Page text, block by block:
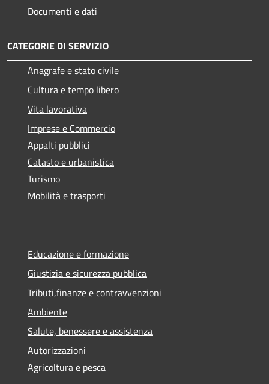
Documenti e dati
CATEGORIE DI SERVIZIO
Anagrafe e stato civile
Cultura e tempo libero
Vita lavorativa
Imprese e Commercio
Appalti pubblici
Catasto e urbanistica
Turismo
Mobilità e trasporti
Educazione e formazione
Giustizia e sicurezza pubblica
Tributi,finanze e contravvenzioni
Ambiente
Salute, benessere e assistenza
Autorizzazioni
Agricoltura e pesca